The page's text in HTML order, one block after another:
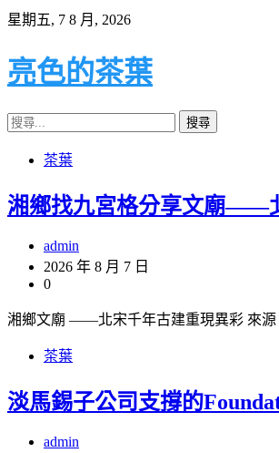
Skip
to
星期五, 7 8 月, 2026
亮色的茶葉
搜
字:
茶葉
湘鄉找九宮格分享文廟——
admin
2026 年 8 月 7 日
0
湘鄉文廟 ——北宋千年古建重現異彩 來
茶葉
淡馬錫子公司支撐的
admin